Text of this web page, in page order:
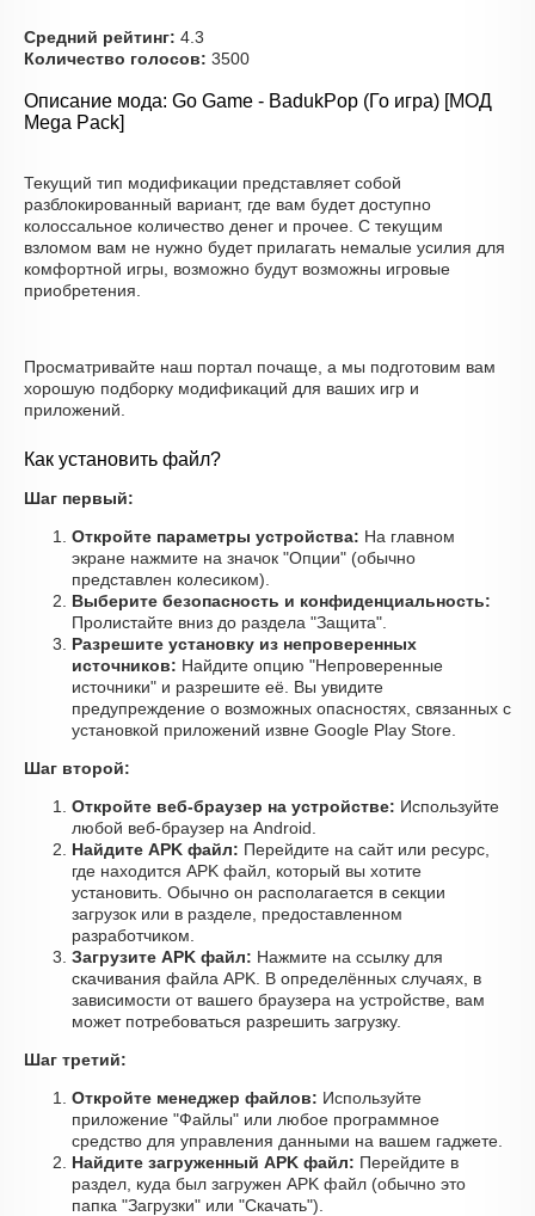
Средний рейтинг: 4.3
Количество голосов: 3500
Описание мода: Go Game - BadukPop (Го игра) [МОД
Mega Pack]
Текущий тип модификации представляет собой
разблокированный вариант, где вам будет доступно
колоссальное количество денег и прочее. С текущим
взломом вам не нужно будет прилагать немалые усилия для
комфортной игры, возможно будут возможны игровые
приобретения.
Просматривайте наш портал почаще, а мы подготовим вам
хорошую подборку модификаций для ваших игр и
приложений.
Как установить файл?
Шаг первый:
Откройте параметры устройства: На главном
экране нажмите на значок "Опции" (обычно
представлен колесиком).
Выберите безопасность и конфиденциальность:
Пролистайте вниз до раздела "Защита".
Разрешите установку из непроверенных
источников: Найдите опцию "Непроверенные
источники" и разрешите её. Вы увидите
предупреждение о возможных опасностях, связанных с
установкой приложений извне Google Play Store.
Шаг второй:
Откройте веб-браузер на устройстве: Используйте
любой веб-браузер на Android.
Найдите APK файл: Перейдите на сайт или ресурс,
где находится APK файл, который вы хотите
установить. Обычно он располагается в секции
загрузок или в разделе, предоставленном
разработчиком.
Загрузите APK файл: Нажмите на ссылку для
скачивания файла APK. В определённых случаях, в
зависимости от вашего браузера на устройстве, вам
может потребоваться разрешить загрузку.
Шаг третий:
Откройте менеджер файлов: Используйте
приложение "Файлы" или любое программное
средство для управления данными на вашем гаджете.
Найдите загруженный APK файл: Перейдите в
раздел, куда был загружен APK файл (обычно это
папка "Загрузки" или "Скачать").